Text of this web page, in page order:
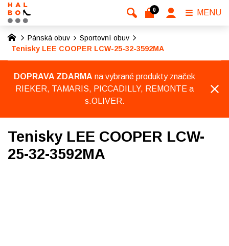
Pánská obuv
Sportovní obuv
Tenisky LEE COOPER LCW-25-32-3592MA
DOPRAVA ZDARMA na vybrané produkty značek
RIEKER, TAMARIS, PICCADILLY, REMONTE a
s.OLIVER.
Tenisky LEE COOPER LCW-
25-32-3592MA
0 MENU